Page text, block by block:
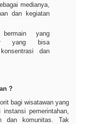
medianya,
dan kegiatan
yang
yang bisa
dan
?
bagi wisatawan yang
pemerintahan,
dan komunitas. Tak